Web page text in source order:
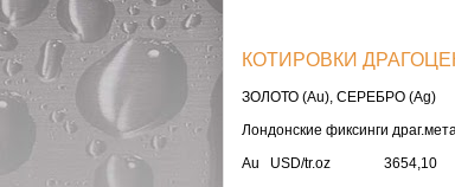
КОТИРОВКИ
ЗОЛОТО (Au), СЕРЕБРО (Ag)
Лондонские фиксинги
Au
USD/tr.oz 3654,10